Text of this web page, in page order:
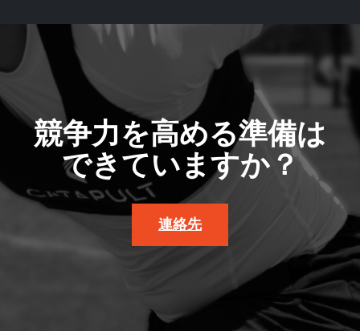
競争力を高める準備は
できていますか？
連絡先